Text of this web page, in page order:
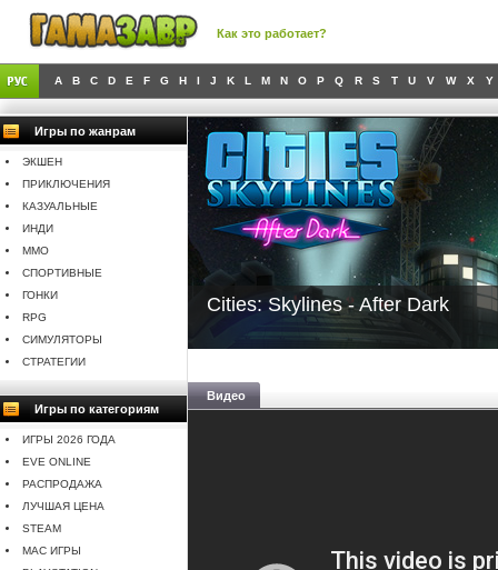
Как это работает?
A B C D E F G H I J K L M N O P Q R S T U V W X Y
Игры по жанрам
ЭКШЕН
ПРИКЛЮЧЕНИЯ
КАЗУАЛЬНЫЕ
ИНДИ
MMO
СПОРТИВНЫЕ
ГОНКИ
RPG
СИМУЛЯТОРЫ
СТРАТЕГИИ
Игры по категориям
ИГРЫ 2026 ГОДА
EVE ONLINE
РАСПРОДАЖА
ЛУЧШАЯ ЦЕНА
STEAM
MAC ИГРЫ
Cities: Skylines - After Dark
Видео